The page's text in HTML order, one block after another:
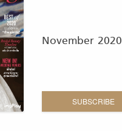
November 2020
SUBSCRIBE